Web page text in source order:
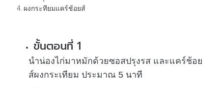
ผงกระทียมแคร์ช้อยส์
ขั้นตอนที่ 1
นำน่องไก่มาหมักด้วยซอสปรุงรส และแคร์ช้อย
ส์ผงกระเทียม ประมาณ 5 นาที